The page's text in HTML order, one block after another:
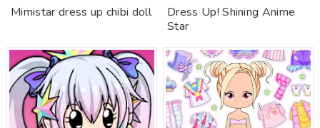
Mimistar dress up chibi doll
Dress Up! Shining Anime
Star